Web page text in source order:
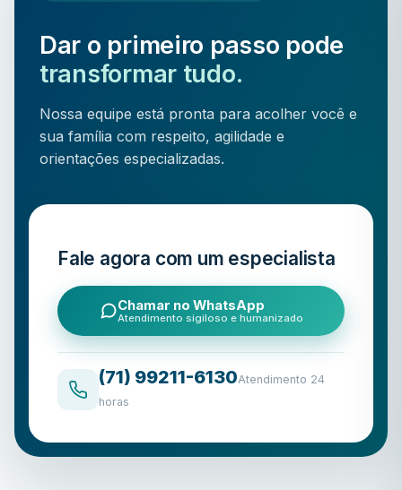
Dar o primeiro passo pode
transformar tudo.
Nossa equipe está pronta para acolher você e
sua família com respeito, agilidade e
orientações especializadas.
Fale agora com um especialista
Chamar no WhatsApp
Atendimento sigiloso e humanizado
(71) 99211-6130Atendimento 24
horas